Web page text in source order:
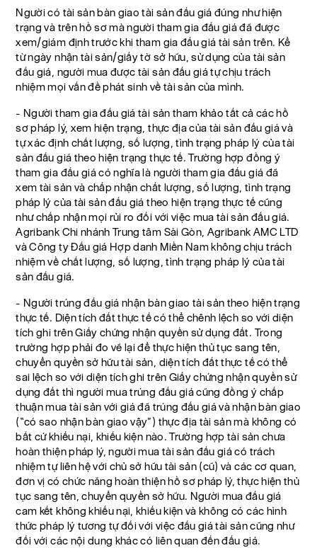
Người có tài sản bàn giao tài sản đấu giá đúng như hiện
trạng và trên hồ sơ mà người tham gia đấu giá đã được
xem/giám định trước khi tham gia đấu giá tài sản trên. Kể
từ ngày nhận tài sản/giấy tờ sở hữu, sử dụng của tài sản
đấu giá, người mua được tài sản đấu giá tự chịu trách
nhiệm mọi vấn đề phát sinh về tài sản của mình.
- Người tham gia đấu giá tài sản tham khảo tất cả các hồ
sơ pháp lý, xem hiện trạng, thực địa của tài sản đấu giá và
tự xác định chất lượng, số lượng, tình trạng pháp lý của tài
sản đấu giá theo hiện trạng thực tế. Trường hợp đồng ý
tham gia đấu giá có nghĩa là người tham gia đấu giá đã
xem tài sản và chấp nhận chất lượng, số lượng, tình trạng
pháp lý của tài sản đấu giá theo hiện trạng thực tế cũng
như chấp nhận mọi rủi ro đối với việc mua tài sản đấu giá.
Agribank Chi nhánh Trung tâm Sài Gòn, Agribank AMC LTD
và Công ty Đấu giá Hợp danh Miền Nam không chịu trách
nhiệm về chất lượng, số lượng, tình trạng pháp lý của tài
sản đấu giá.
- Người trúng đấu giá nhận bàn giao tài sản theo hiện trạng
thực tế. Diện tích đất thực tế có thể chênh lệch so với diện
tích ghi trên Giấy chứng nhận quyền sử dụng đất. Trong
trường hợp phải đo vẽ lại để thực hiện thủ tục sang tên,
chuyển quyền sở hữu tài sản, diện tích đất thực tế có thể
sai lệch so với diện tích ghi trên Giấy chứng nhận quyền sử
dụng đất thì người mua trúng đấu giá cũng đồng ý chấp
thuận mua tài sản với giá đã trúng đấu giá và nhận bàn giao
(“có sao nhận bàn giao vậy”) thực địa tài sản mà không có
bất cứ khiếu nại, khiếu kiện nào. Trường hợp tài sản chưa
hoàn thiện pháp lý, người mua tài sản đấu giá có trách
nhiệm tự liên hệ với chủ sở hữu tài sản (cũ) và các cơ quan,
đơn vị có chức năng hoàn thiện hồ sơ pháp lý, thực hiện thủ
tục sang tên, chuyển quyền sở hữu. Người mua đấu giá
cam kết không khiếu nại, khiếu kiện và không có các hình
thức pháp lý tương tự đối với việc đấu giá tài sản cũng như
đối với các nội dung khác có liên quan đến đấu giá.